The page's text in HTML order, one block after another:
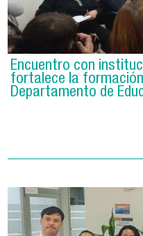
Encuentro con
fortalece la
Departamento de